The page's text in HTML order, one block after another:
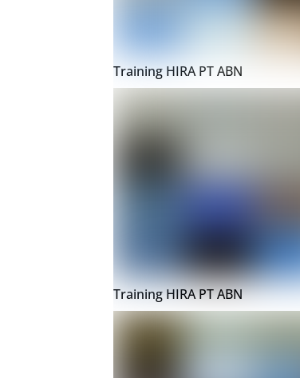
Training HIRA PT ABN
Training HIRA PT ABN